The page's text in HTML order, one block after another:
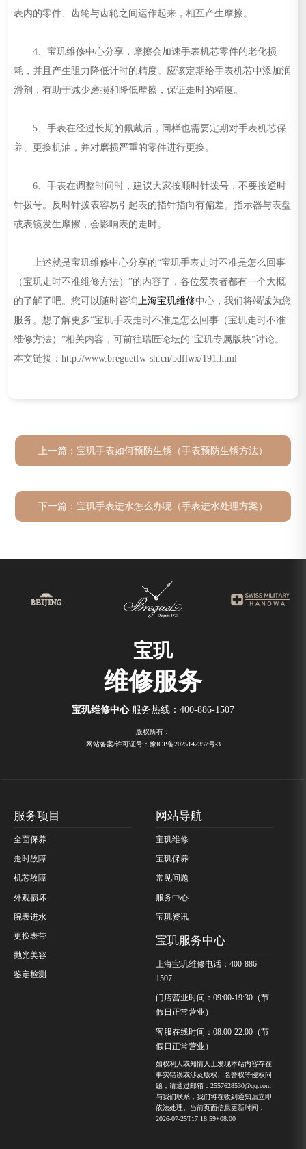
表内的零件、齿轮与齿轮之间运作起来，相互产生摩擦。
4、宝玑维修中心分享，摩擦会加速手表机芯零件的老化损
耗，并且产生阻力降低计时的精度。应该定期给手表机芯中添加润
滑剂，有助于减少磨损和降低摩擦，保证走时的精度。
5、手表在经过长期的佩戴后，同样也需要定期对手表机芯保
养、更换机油，并对磨损严重的零件进行更换。
6、手表在调整时间时，建议大家按顺时针拨号，不要按逆时
针拨号。反时针拨表容易引起表的指针指向有偏差。指示器与表盘
或表镜发生摩擦，会影响表的走时。
上述就是宝玑维修中心分享的“宝玑手表走时不准是怎么回事
（宝玑走时不准维修方法）”的内容了，各位爱表者都有一个大概
的了解了吧。您可以随时咨询 上海宝玑维修中心，我们将竭诚为您
服务。想了解更多“宝玑手表走时不准是怎么回事（宝玑走时不准
维修方法）”相关内容，可前往瑞匠论坛的"宝玑专属版块"讨论。
本文链接：http://www.breguetfw-sh.cn/bdflwx/191.html
上一篇： 宝玑手表如何预防生锈（手表预防生锈方法）
下一篇： 宝玑手表进水怎么办呢（手表进水处理方案）
宝玑
维修服务
宝玑维修中心 服务热线： 400-886-1507
版权所有：
网站备案/许可证号：豫ICP备2025142357号-3
服务项目
全面保养
走时故障
机芯故障
外观损坏
腕表进水
更换表带
抛光美容
鉴定检测
网站导航
宝玑维修
宝玑保养
常见问题
服务中心
宝玑资讯
宝玑服务中心
上海宝玑维修电话：400-886-
1507
门店营业时间：09:00-19:30（节
假日正常营业）
客服在线时间：08:00-22:00（节
假日正常营业）
如权利人或知情人士发现本站内容存在
事实错误或涉及版权、名誉权等侵权问
题，请通过邮箱：2557628530@qq.com
与我们联系，我们将在收到通知后立即
依法处理。当前页面信息更新时间：
2026-07-25T17:18:59+08:00